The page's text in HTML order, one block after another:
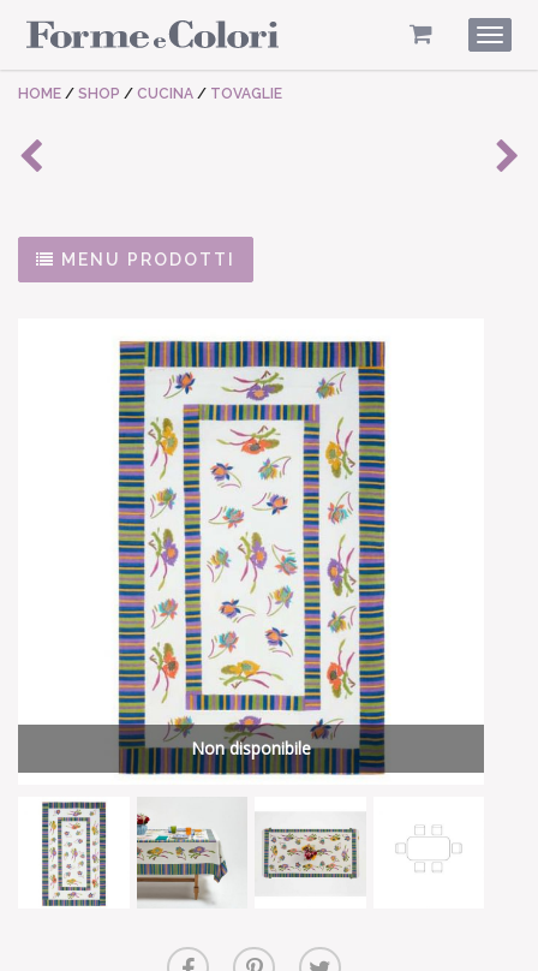
HOME / SHOP / CUCINA / TOVAGLIE
MENU PRODOTTI
Non disponibile